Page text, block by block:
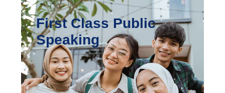
First Class Public
Speaking